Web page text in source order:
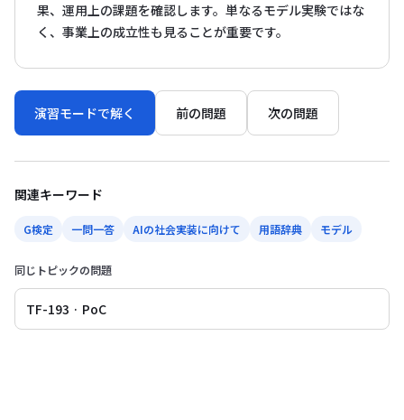
果、運用上の課題を確認します。単なるモデル実験ではな
く、事業上の成立性も見ることが重要です。
演習モードで解く 前の問題 次の問題
関連キーワード
G検定 一問一答 AIの社会実装に向けて 用語辞典 モデル
同じトピックの問題
TF-193 · PoC